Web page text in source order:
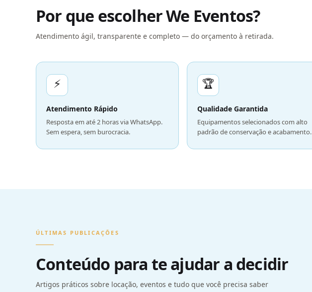
Por que escolher We Eventos?
Atendimento ágil, transparente e completo — do orçamento à retirada.
⚡
Atendimento Rápido
Resposta em até 2 horas via WhatsApp.
Sem espera, sem burocracia.
🏆
Qualidade Garantida
Equipamentos selecionados com alto
padrão de conservação e acabamento.
ÚLTIMAS PUBLICAÇÕES
Conteúdo para te ajudar a decidir
Artigos práticos sobre locação, eventos e tudo que você precisa saber